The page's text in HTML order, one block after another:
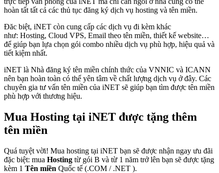
hoàn tất tất cả các thủ tục đăng ký dịch vụ hosting và tên miền.
Đăc biệt, iNET còn cung cấp các dịch vụ đi kèm khác
như: Hosting, Cloud VPS, Email theo tên miền, thiết kế website…
để giúp bạn lựa chọn gói combo nhiều dịch vụ phù hợp, hiệu quả và
tiết kiệm nhất.
iNET là Nhà đăng ký tên miền chính thức của VNNIC và ICANN
nên bạn hoàn toàn có thể yên tâm về chất lượng dịch vụ ở đây. Các
chuyên gia tư vấn tên miền của iNET sẽ giúp bạn tìm được tên miền
phù hợp với thương hiệu.
Mua Hosting tại iNET được tặng thêm
tên miền
Quá tuyệt vời! Mua hosting tại iNET bạn sẽ được nhận ngay ưu đãi
đặc biệt: mua Hosting từ gói B và từ 1 năm trở lên bạn sẽ được tặng
kèm 1 Tên miền Quốc tế (.COM / .NET ).